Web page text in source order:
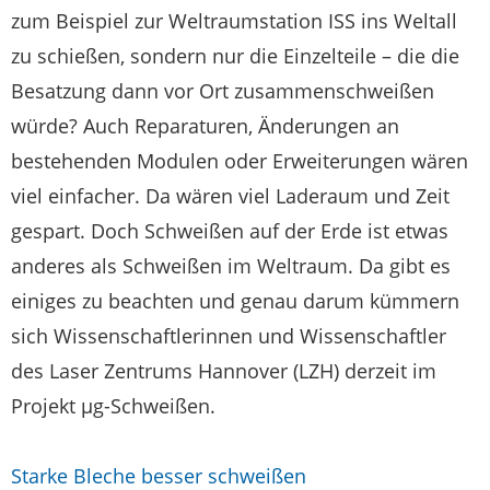
zum Beispiel zur Weltraumstation ISS ins Weltall
zu schießen, sondern nur die Einzelteile – die die
Besatzung dann vor Ort zusammenschweißen
würde? Auch Reparaturen, Änderungen an
bestehenden Modulen oder Erweiterungen wären
viel einfacher. Da wären viel Laderaum und Zeit
gespart. Doch Schweißen auf der Erde ist etwas
anderes als Schweißen im Weltraum. Da gibt es
einiges zu beachten und genau darum kümmern
sich Wissenschaftlerinnen und Wissenschaftler
des Laser Zentrums Hannover (LZH) derzeit im
Projekt µg-Schweißen.
Starke Bleche besser schweißen